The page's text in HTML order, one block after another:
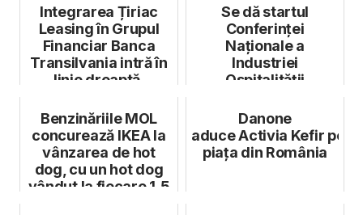
Integrarea Țiriac
Leasing în Grupul
Financiar Banca
Transilvania intră în
linie dreaptă.
Se dă startul
Conferinței
Naționale a
Industriei
Ospitalității
Benzinăriile MOL
concurează IKEA la
vânzarea de hot
dog, cu un hot dog
vândut la fiecare 1,5
Danone
aduce Activia Kefir pe
piața din România